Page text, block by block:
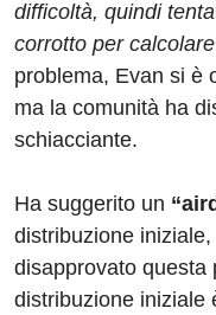
difficoltà, quindi
corrotto per
problema, Evan si è
ma la comunità ha
schiacciante.
Ha suggerito un
distribuzione
disapprovato questa
distribuzione iniziale